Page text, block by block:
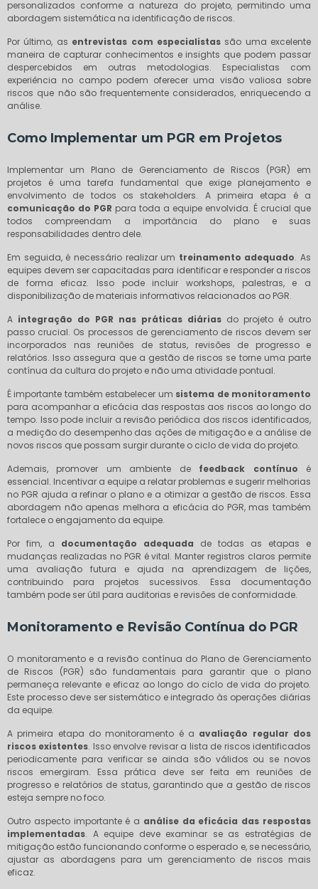
personalizados conforme a natureza do projeto, permitindo uma
abordagem sistemática na identificação de riscos.
Por último, as entrevistas com especialistassão uma excelente
maneira de capturar conhecimentos e insights que podem passar
despercebidos em outras metodologias. Especialistas com
experiência no campo podem oferecer uma visão valiosa sobre
riscos que não são frequentemente considerados, enriquecendo a
análise.
Como Implementar um PGR em Projetos
Implementar um Plano de Gerenciamento de Riscos (PGR) em
projetos é uma tarefa fundamental que exige planejamento e
envolvimento de todos os stakeholders. A primeira etapa é a
comunicação do PGR para toda a equipe envolvida. É crucial que
todos compreendam a importância do plano e suas
responsabilidades dentro dele.
Em seguida, é necessário realizar um treinamento adequado. As
equipes devem ser capacitadas para identificar e responder a riscos
de forma eficaz. Isso pode incluir workshops, palestras, e a
disponibilização de materiais informativos relacionados ao PGR.
A integração do PGR nas práticas diárias do projeto é outro
passo crucial. Os processos de gerenciamento de riscos devem ser
incorporados nas reuniões de status, revisões de progresso e
relatórios. Isso assegura que a gestão de riscos se torne uma parte
contínua da cultura do projeto e não uma atividade pontual.
É importante também estabelecer um sistema de monitoramento
para acompanhar a eficácia das respostas aos riscos ao longo do
tempo. Isso pode incluir a revisão periódica dos riscos identificados,
a medição do desempenho das ações de mitigação e a análise de
novos riscos que possam surgir durante o ciclo de vida do projeto.
Ademais, promover um ambiente de feedback contínuo é
essencial. Incentivar a equipe a relatar problemas e sugerir melhorias
no PGR ajuda a refinar o plano e a otimizar a gestão de riscos. Essa
abordagem não apenas melhora a eficácia do PGR, mas também
fortalece o engajamento da equipe.
Por fim, a documentação adequada de todas as etapas e
mudanças realizadas no PGR é vital. Manter registros claros permite
uma avaliação futura e ajuda na aprendizagem de lições,
contribuindo para projetos sucessivos. Essa documentação
também pode ser útil para auditorias e revisões de conformidade.
Monitoramento e Revisão Contínua do PGR
O monitoramento e a revisão contínua do Plano de Gerenciamento
de Riscos (PGR) são fundamentais para garantir que o plano
permaneça relevante e eficaz ao longo do ciclo de vida do projeto.
Este processo deve ser sistemático e integrado às operações diárias
da equipe.
A primeira etapa do monitoramento é a avaliação regular dos
riscos existentes. Isso envolve revisar a lista de riscos identificados
periodicamente para verificar se ainda são válidos ou se novos
riscos emergiram. Essa prática deve ser feita em reuniões de
progresso e relatórios de status, garantindo que a gestão de riscos
esteja sempre no foco.
Outro aspecto importante é a análise da eficácia das respostas
implementadas. A equipe deve examinar se as estratégias de
mitigação estão funcionando conforme o esperado e, se necessário,
ajustar as abordagens para um gerenciamento de riscos mais
eficaz.